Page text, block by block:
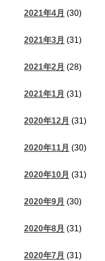
2021年4月 (30)
2021年3月 (31)
2021年2月 (28)
2021年1月 (31)
2020年12月 (31)
2020年11月 (30)
2020年10月 (31)
2020年9月 (30)
2020年8月 (31)
2020年7月 (31)